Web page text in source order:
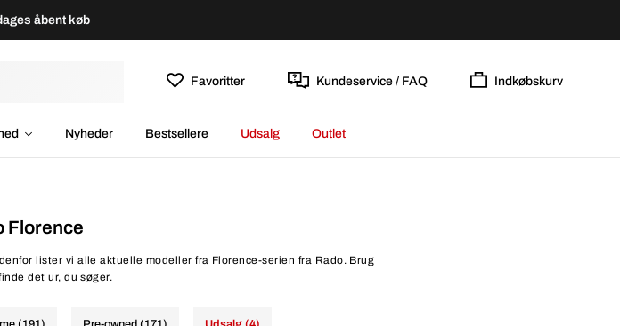
åbent køb
Favoritter Kundeservice / FAQ Indkøbskurv
Nyheder Bestsellere Udsalg Outlet
Florence
lister vi alle aktuelle modeller fra Florence-serien fra Rado. Brug
det ur, du søger.